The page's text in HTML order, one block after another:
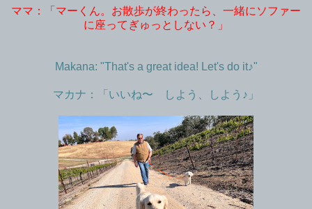
ママ：「マーくん。お散歩が終わったら、一緒にソファー
に座ってぎゅっとしない？」
Makana: "That's a great idea! Let's do it♪"
マカナ：「いいね〜 しよう、しよう♪」